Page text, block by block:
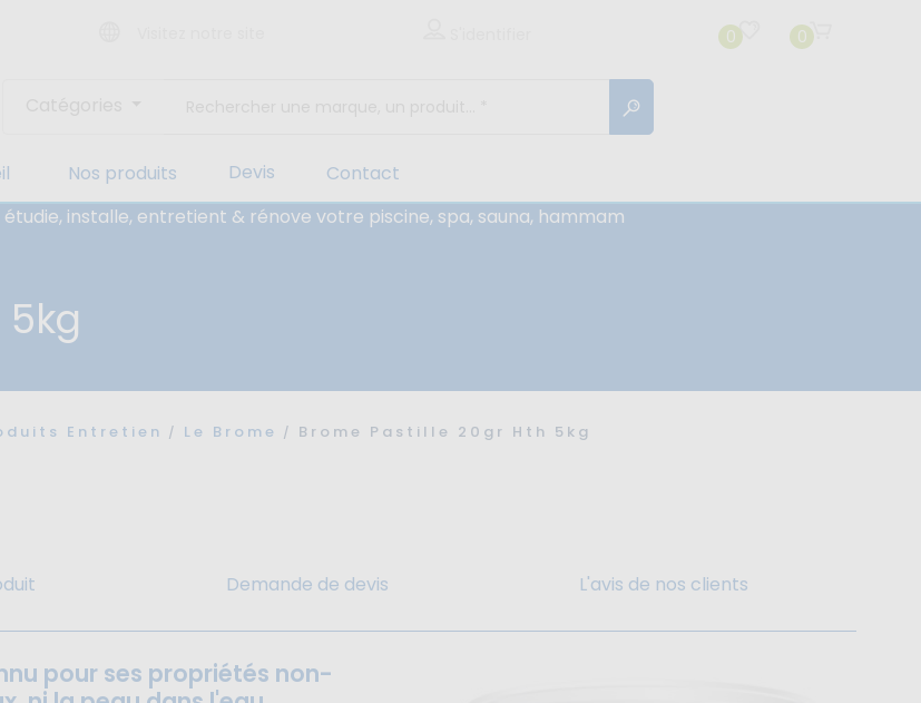
0 0
Nos produits Devis
Contact
étudie, installe, entretient & rénove votre piscine, spa, sauna, hammam
Entretien Le Brome Brome Pastille 20gr Hth 5kg
Demande de devis L'avis de nos clients
pour ses propriétés non-